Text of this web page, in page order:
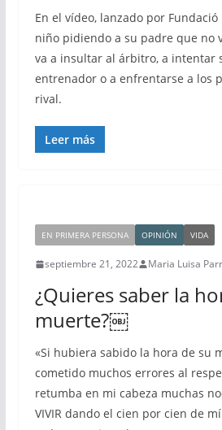
En el vídeo, lanzado por
niño pidiendo a su padre que no
va a insultar al árbitro, a intentar
entrenador o a enfrentarse a los
rival.
Leer más
EN PRIMERA PERSONA OPINIÓN VIDA
septiembre 21, 2022 Maria Luisa
¿Quieres saber la
muerte?￼
«Si hubiera sabido la hora de su
cometido muchos errores al
retumba en mi cabeza muchas
VIVIR dando el cien por cien de